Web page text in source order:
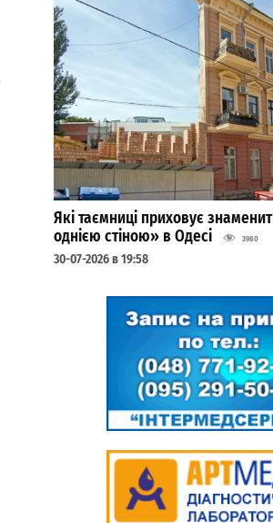
Які таємниці приховує
однією стіною» в Одесі
3980
30-07-2026 в 19:58